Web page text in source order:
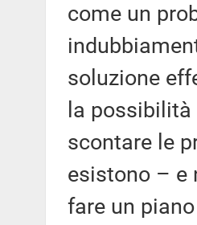
come un
soluzione
la
scontare le
esistono – e
fare un